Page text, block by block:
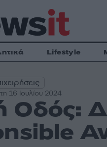
Lifestyle
16 Ιουλίου 2024